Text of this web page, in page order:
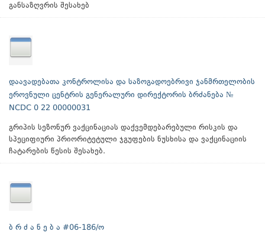
განსაზღვრის შესახებ
დაავადებათა კონტროლისა და საზოგადოებრივი ჯანმრთელობის
ეროვნული ცენტრის გენერალური დირექტორის ბრძანება №
NCDC 0 22 00000031
გრიპის სეზონურ ვაქცინაციას დაქვემდებარებული რისკის და
სპეციფიური პრიორიტეტული ჯგუფების ნუსხისა და ვაქცინაციის
ჩატარების წესის შესახებ.
ბ რ ძ ა ნ ე ბ ა #06-186/ო